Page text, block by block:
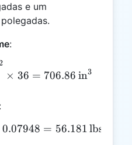
e um
:
V = \pi \times
× 36 = 706.86 in3
:
W = 706.86 \times
0.07948 = 56.181 lbs